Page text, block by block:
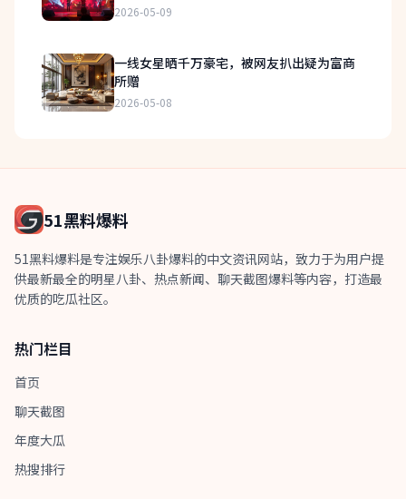
2026-05-09
一线女星晒千万豪宅，被网友扒出疑为富商
所赠
2026-05-08
51黑料爆料
51黑料爆料是专注娱乐八卦爆料的中文资讯网站，致力于为用户提
供最新最全的明星八卦、热点新闻、聊天截图爆料等内容，打造最
优质的吃瓜社区。
热门栏目
首页
聊天截图
年度大瓜
热搜排行